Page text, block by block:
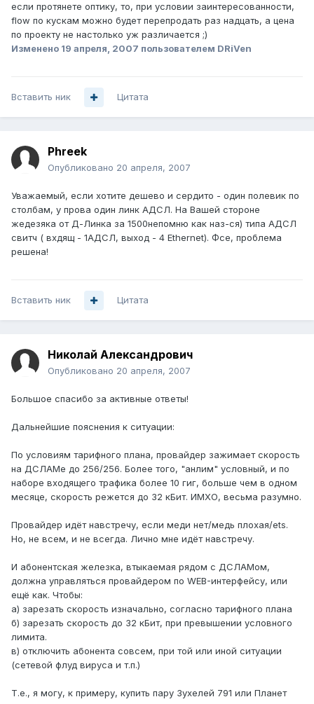
если протянете оптику, то, при условии заинтересованности,
flow по кускам можно будет перепродать раз надцать, а цена
по проекту не настолько уж различается ;)
Изменено 19 апреля, 2007 пользователем DRiVen
Вставить ник Цитата
Phreek
Опубликовано 20 апреля, 2007
Уважаемый, если хотите дешево и сердито - один полевик по
столбам, у прова один линк АДСЛ. На Вашей стороне
жедезяка от Д-Линка за 1500непомню как наз-ся) типа АДСЛ
свитч ( вхдящ - 1АДСЛ, выход - 4 Ethernet). Фсе, проблема
решена!
Вставить ник Цитата
Николай Александрович
Опубликовано 20 апреля, 2007
Большое спасибо за активные ответы!
Дальнейшие пояснения к ситуации:
По условиям тарифного плана, провайдер зажимает скорость
на ДСЛАМе до 256/256. Более того, "анлим" условный, и по
наборе входящего трафика более 10 гиг, больше чем в одном
месяце, скорость режется до 32 кБит. ИМХО, весьма разумно.
Провайдер идёт навстречу, если меди нет/медь плохая/ets.
Но, не всем, и не всегда. Лично мне идёт навстречу.
И абонентская железка, втыкаемая рядом с ДСЛАМом,
должна управляться провайдером по WEB-интерфейсу, или
ещё как. Чтобы:
а) зарезать скорость изначально, согласно тарифного плана
б) зарезать скорость до 32 кБит, при превышении условного
лимита.
в) отключить абонента совсем, при той или иной ситуации
(сетевой флуд вируса и т.п.)
Т.е., я могу, к примеру, купить пару Зухелей 791 или Планет